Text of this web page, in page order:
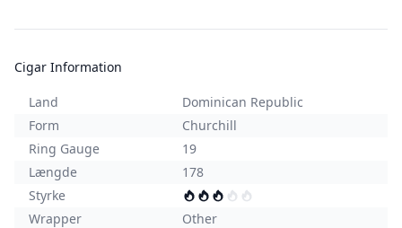
Cigar Information
Land
Dominican Republic
Form
Churchill
Ring Gauge
19
Længde
178
Styrke
Wrapper
Other